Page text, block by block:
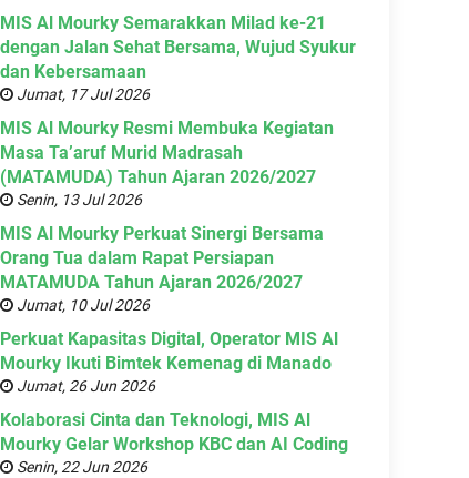
MIS Al Mourky Semarakkan Milad ke-21
dengan Jalan Sehat Bersama, Wujud Syukur
dan Kebersamaan
Jumat, 17 Jul 2026
MIS Al Mourky Resmi Membuka Kegiatan
Masa Ta’aruf Murid Madrasah
(MATAMUDA) Tahun Ajaran 2026/2027
Senin, 13 Jul 2026
MIS Al Mourky Perkuat Sinergi Bersama
Orang Tua dalam Rapat Persiapan
MATAMUDA Tahun Ajaran 2026/2027
Jumat, 10 Jul 2026
Perkuat Kapasitas Digital, Operator MIS Al
Mourky Ikuti Bimtek Kemenag di Manado
Jumat, 26 Jun 2026
Kolaborasi Cinta dan Teknologi, MIS Al
Mourky Gelar Workshop KBC dan AI Coding
Senin, 22 Jun 2026